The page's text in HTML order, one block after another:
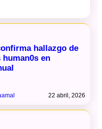
hallazgo de
human0s en
22 abril, 2026